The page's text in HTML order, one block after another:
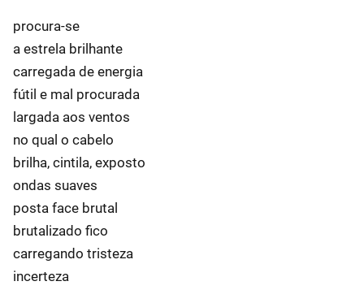
procura-se
a estrela brilhante
carregada de energia
fútil e mal procurada
largada aos ventos
no qual o cabelo
brilha, cintila, exposto
ondas suaves
posta face brutal
brutalizado fico
carregando tristeza
incerteza